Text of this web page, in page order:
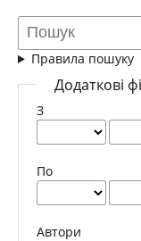
Правила пошуку
Додаткові
З
По
Автори